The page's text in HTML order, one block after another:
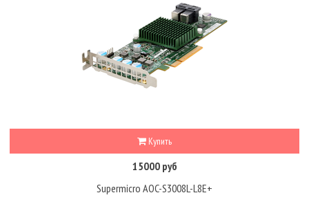
Купить
15000 руб
Supermicro AOC-S3008L-L8E+